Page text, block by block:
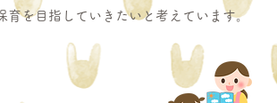
を目指していきたいと考えています。